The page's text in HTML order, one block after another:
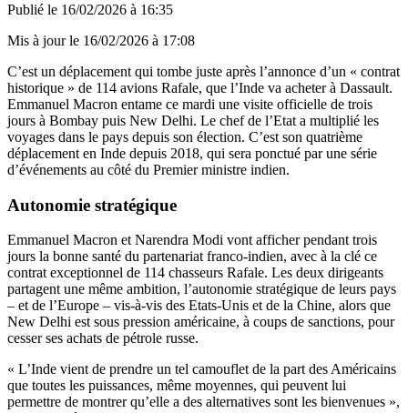
Publié le 16/02/2026 à 16:35
Mis à jour le 16/02/2026 à 17:08
C’est un déplacement qui tombe juste après l’annonce d’un « contrat
historique » de 114 avions Rafale, que l’Inde va acheter à Dassault.
Emmanuel Macron entame ce mardi une visite officielle de trois
jours à Bombay puis New Delhi. Le chef de l’Etat a multiplié les
voyages dans le pays depuis son élection. C’est son quatrième
déplacement en Inde depuis 2018, qui sera ponctué par une série
d’événements au côté du Premier ministre indien.
Autonomie stratégique
Emmanuel Macron et Narendra Modi vont afficher pendant trois
jours la bonne santé du partenariat franco-indien, avec à la clé ce
contrat exceptionnel de 114 chasseurs Rafale. Les deux dirigeants
partagent une même ambition, l’autonomie stratégique de leurs pays
– et de l’Europe – vis-à-vis des Etats-Unis et de la Chine, alors que
New Delhi est sous pression américaine, à coups de sanctions, pour
cesser ses achats de pétrole russe.
« L’Inde vient de prendre un tel camouflet de la part des Américains
que toutes les puissances, même moyennes, qui peuvent lui
permettre de montrer qu’elle a des alternatives sont les bienvenues »,